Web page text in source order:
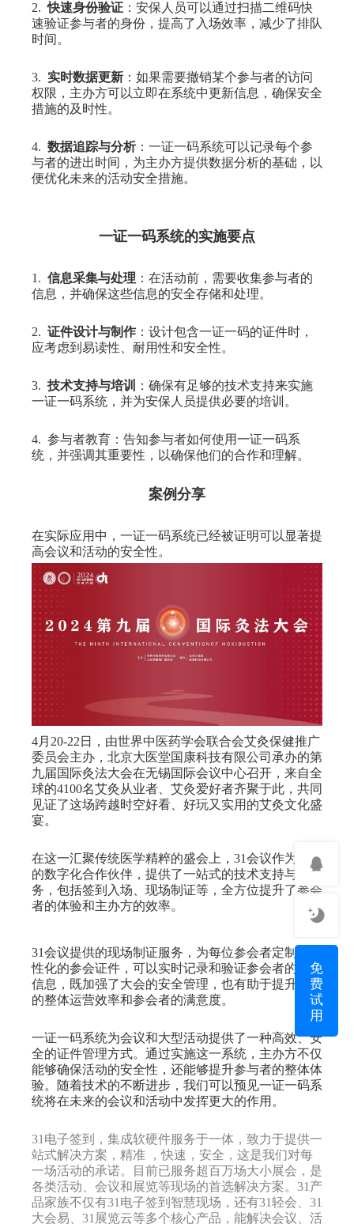
2. 快速身份验证 ：安保人员可以通过扫描二维码快
速验证参与者的身份，提高了入场效率，减少了排队
时间。
3. 实时数据更新 ：如果需要撤销某个参与者的访问
权限，主办方可以立即在系统中更新信息，确保安全
措施的及时性。
4. 数据追踪与分析：一证一码系统可以记录每个参
与者的进出时间，为主办方提供数据分析的基础，以
便优化未来的活动安全措施。
一证一码系统的实施要点
1. 信息采集与处理 ：在活动前，需要收集参与者的
信息，并确保这些信息的安全存储和处理。
2. 证件设计与制作 ：设计包含一证一码的证件时，
应考虑到易读性、耐用性和安全性。
3. 技术支持与培训
：确保有足够的技术支持来实施
一证一码系统，并为安保人员提供必要的培训。
4. 参与者教育：告知参与者如何使用一证一码系
统，并强调其重要性，以确保他们的合作和理解。
案例分享
在实际应用中，一证一码系统已经被证明可以显著提
高会议和活动的安全性。
4月20-22日，由世界中医药学会联合会艾灸保健推广
委员会主办，北京大医堂国康科技有限公司承办的第
九届国际灸法大会在无锡国际会议中心召开，来自全
球的4100名艾灸从业者、艾灸爱好者齐聚于此，共同
见证了这场跨越时空好看、好玩又实用的艾灸文化盛
宴。
在这一汇聚传统医学精粹的盛会上，31会议作为大会
的数字化合作伙伴，提供了一站式的技术支持与服
务，包括签到入场、现场制证等，全方位提升了参会
者的体验和主办方的效率。
31会议提供的现场制证服务，为每位参会者定制了个
性化的参会证件，可以实时记录和验证参会者的身份
信息，既加强了大会的安全管理，也有助于提升大会
的整体运营效率和参会者的满意度。
一证一码系统为会议和大型活动提供了一种高效、安
全的证件管理方式。通过实施这一系统，主办方不仅
能够确保活动的安全性，还能够提升参与者的整体体
验。随着技术的不断进步，我们可以预见一证一码系
统将在未来的会议和活动中发挥更大的作用。
31电子签到，集成软硬件服务于一体，致力于提供一
站式解决方案，精准 ，快速，安全，这是我们对每
一场活动的承诺。目前已服务超百万场大小展会，是
各类活动、会议和展览等现场的首选解决方案。31产
品家族不仅有31电子签到智慧现场，还有31轻会、31
大会易、31展览云等多个核心产品，能解决会议、活
免
费
试
用